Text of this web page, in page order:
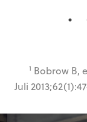
1 Bobrow B,
Juli